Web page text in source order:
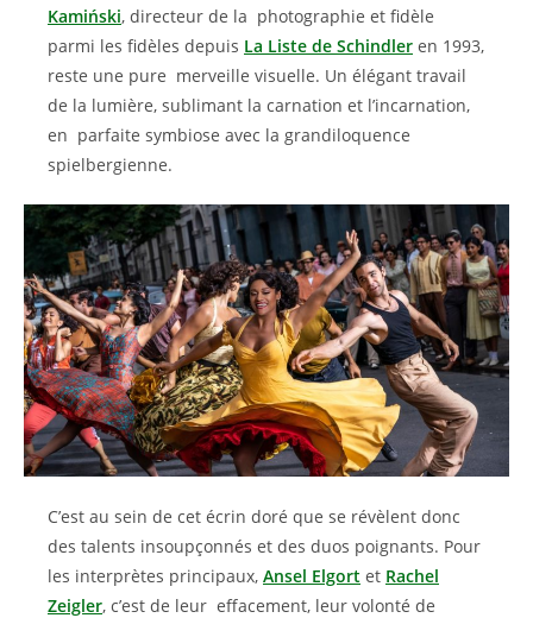
Kamiński, directeur de la photographie et fidèle
parmi les fidèles depuis La Liste de Schindler en 1993,
reste une pure merveille visuelle. Un élégant travail
de la lumière, sublimant la carnation et l’incarnation,
en parfaite symbiose avec la grandiloquence
spielbergienne.
C’est au sein de cet écrin doré que se révèlent donc
des talents insoupçonnés et des duos poignants. Pour
les interprètes principaux, Ansel Elgort et Rachel
Zeigler, c’est de leur effacement, leur volonté de